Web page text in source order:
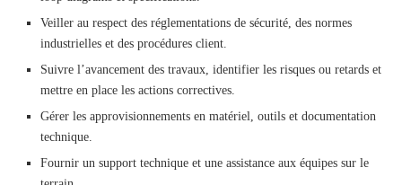
Veiller au respect des réglementations de sécurité, des normes
industrielles et des procédures client.
Suivre l’avancement des travaux, identifier les risques ou retards et
mettre en place les actions correctives.
Gérer les approvisionnements en matériel, outils et documentation
technique.
Fournir un support technique et une assistance aux équipes sur le